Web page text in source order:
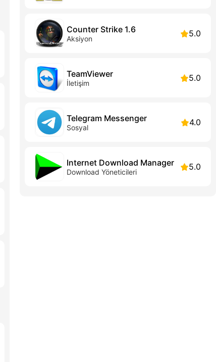
Counter Strike 1.6
Aksiyon 5.0
TeamViewer
İletişim 5.0
Telegram Messenger
Sosyal 4.0
Internet Download Manager
Download Yöneticileri 5.0